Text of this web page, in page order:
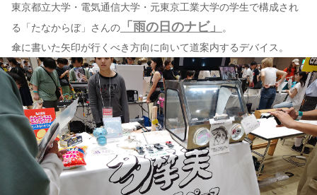
東京都立大学・電気通信大学・元東京工業大学の学生で構成され
る「たなからぼ」さんの
「雨の日のナビ」
。
傘に書いた矢印が行くべき方向に向いて道案内するデバイス。